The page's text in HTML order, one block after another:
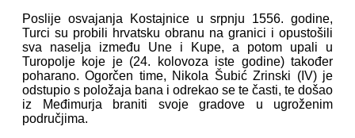
Poslije osvajanja Kostajnice u srpnju 1556. godine,
Turci su probili hrvatsku obranu na granici i opustošili
sva naselja između Une i Kupe, a potom upali u
Turopolje koje je (24. kolovoza iste godine) također
poharano. Ogorčen time, Nikola Šubić Zrinski (IV) je
odstupio s položaja bana i odrekao se te časti, te došao
iz Međimurja braniti svoje gradove u ugroženim
područjima.